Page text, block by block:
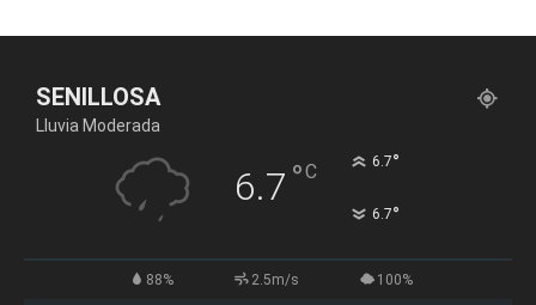
SENILLOSA
Lluvia Moderada
6.7 °C 6.7°
6.7°
88% 2.5m/s 100%